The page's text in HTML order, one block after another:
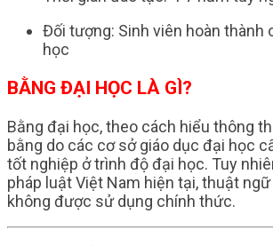
Đối tượng: Sinh viên hoàn thành
học
BẰNG ĐẠI HỌC LÀ GÌ?
Bằng đại học, theo cách hiểu thông
bằng do các cơ sở giáo dục đại học
tốt nghiệp ở trình độ đại học. Tuy
pháp luật Việt Nam hiện tại, thuật ngữ
không được sử dụng chính thức.